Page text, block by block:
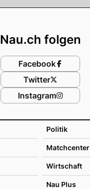
Politik
Matchcenter
Wirtschaft
Nau Plus
Nau.ch folgen
Facebook
Twitter
Instagram